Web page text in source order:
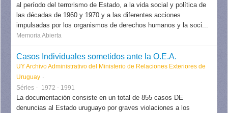
al período del terrorismo de Estado, a la vida social y política de
las décadas de 1960 y 1970 y a las diferentes acciones
impulsadas por los organismos de derechos humanos y la soci...
Memoria Abierta
Casos Individuales sometidos ante la O.E.A.
UY Archivo Administrativo del Ministerio de Relaciones Exteriores de
Uruguay
Séries
1972 - 1991
La documentación consiste en un total de 855 casos DE
denuncias al Estado uruguayo por graves violaciones a los